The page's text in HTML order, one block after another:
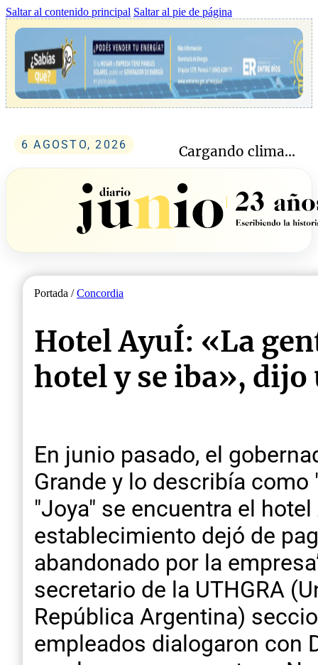
Saltar al contenido principal Saltar al pie de página
6 AGOSTO, 2026 Cargando clima...
Portada /Concordia
Hotel AyuÍ: «La
hotel y se iba», dijo
En junio pasado, el
Grande y lo describía
"Joya" se encuentra el
establecimiento dejó de
abandonado por la
secretario de la UTHGRA
República Argentina)
empleados dialogaron con